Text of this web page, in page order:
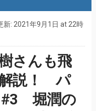
: 2021年9月1日 at 22時
さんも飛
説！ パ
#3 堀潤の